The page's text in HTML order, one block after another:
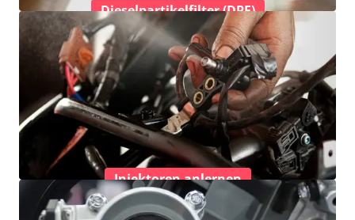
Dieselpartikelfilter (DPF)
Injektoren anlernen